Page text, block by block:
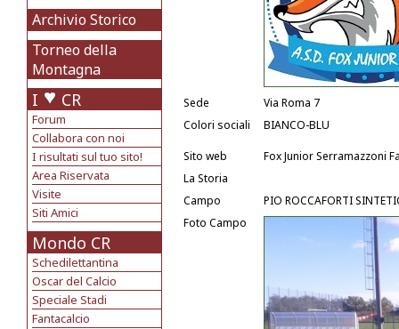
Archivio Storico
Torneo della
Montagna
I CR
Forum
Collabora con noi
I risultati sul tuo sito!
Area Riservata
Visite
Siti Amici
Mondo CR
Schedilettantina
Oscar del Calcio
Speciale Stadi
Fantacalcio
Sede
Via Roma 7
Colori sociali
BIANCO-BLU
Sito web
Fox Junior Serramazzoni
La Storia
Campo
PIO ROCCAFORTI
Foto Campo